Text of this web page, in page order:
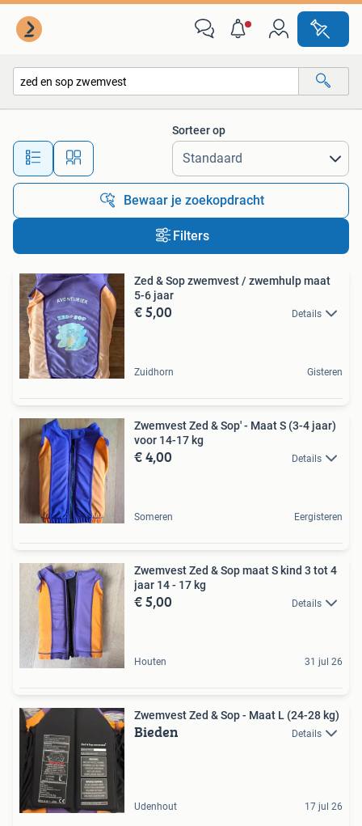
Alle afstanden…
Sorteer op
Bewaar je zoekopdracht
Filters
Zed & Sop zwemvest / zwemhulp maat
5-6 jaar
€ 5,00 Details
Zuidhorn Gisteren
Zwemvest Zed & Sop' - Maat S (3-4 jaar)
voor 14-17 kg
€ 4,00 Details
Someren Eergisteren
Zwemvest Zed & Sop maat S kind 3 tot 4
jaar 14 - 17 kg
€ 5,00 Details
Houten 31 jul 26
Zwemvest Zed & Sop - Maat L (24-28 kg)
Bieden Details
Udenhout 17 jul 26